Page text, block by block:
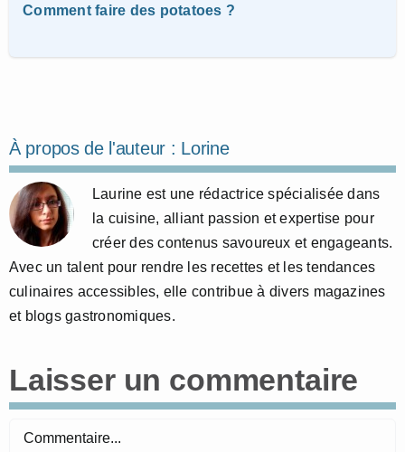
Comment faire des potatoes ?
À propos de l'auteur : Lorine
Laurine est une rédactrice spécialisée dans
la cuisine, alliant passion et expertise pour
créer des contenus savoureux et engageants.
Avec un talent pour rendre les recettes et les tendances
culinaires accessibles, elle contribue à divers magazines
et blogs gastronomiques.
Laisser un commentaire
Commentaire